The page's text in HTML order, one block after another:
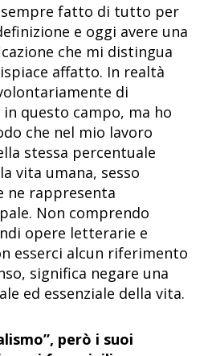
fatto di tutto per
e oggi avere una
che mi distingua
affatto. In realtà
di
questo campo, ma ho
che nel mio lavoro
stessa percentuale
vita umana, sesso
ne rappresenta
Non comprendo
opere letterarie e
esserci alcun riferimento
significa negare una
ed essenziale della vita.
però i suoi